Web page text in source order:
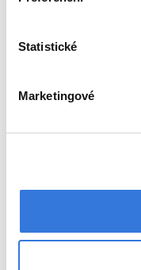
Statistické
Marketingové